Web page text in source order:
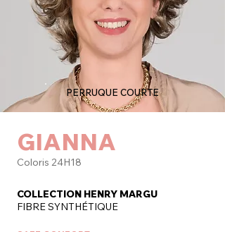
PERRUQUE COURTE
GIANNA
Coloris 24H18
COLLECTION HENRY MARGU
FIBRE SYNTHÉTIQUE